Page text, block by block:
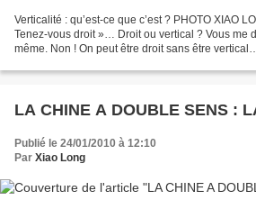
Verticalité : qu’est-ce que c’est ? PHOTO XIAO
Tenez-vous droit »… Droit ou vertical ? Vous me
même. Non ! On peut être droit sans être
LA CHINE A DOUBLE SENS :
Publié le 24/01/2010 à 12:10
Par Xiao Long